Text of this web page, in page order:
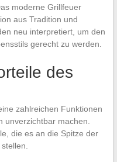
moderne Grillfeuer
aus Tradition und
neu interpretiert, um den
gerecht zu werden.
des
zahlreichen Funktionen
unverzichtbar machen.
die es an die Spitze der